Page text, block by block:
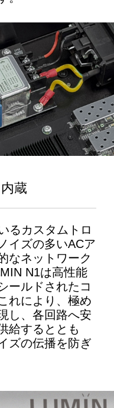
蔵
るカスタムトロ
イズの多いACア
なネットワーク
N1は高性能
ールドされたコ
れにより、極め
し、各回路へ安
給するととも
ズの伝播を防ぎ